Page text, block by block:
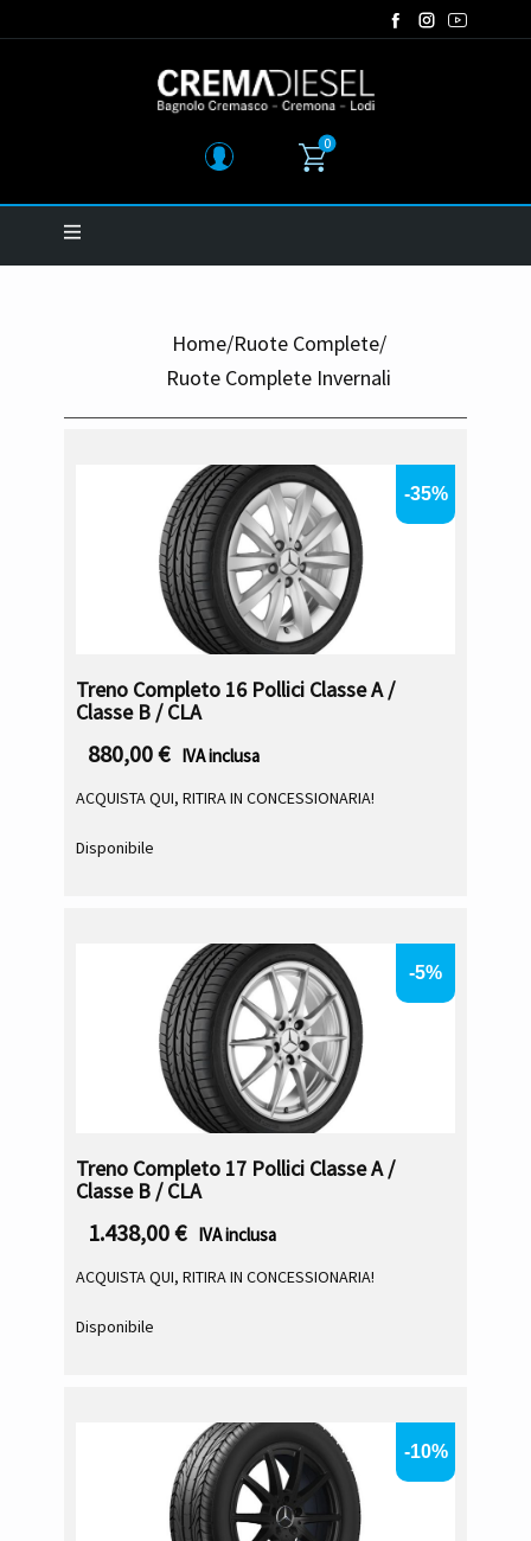
0
Home/Ruote Complete/
Ruote Complete Invernali
-35%
Treno Completo 16 Pollici Classe A /
Classe B / CLA
880,00€ IVA inclusa
ACQUISTA QUI, RITIRA IN CONCESSIONARIA!
Disponibile
-5%
Treno Completo 17 Pollici Classe A /
Classe B / CLA
1.438,00€ IVA inclusa
ACQUISTA QUI, RITIRA IN CONCESSIONARIA!
Disponibile
-10%